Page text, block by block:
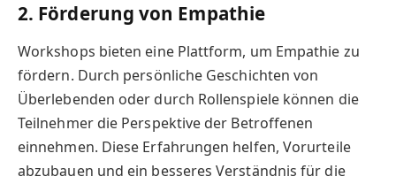
2. Förderung von Empathie
Workshops bieten eine Plattform, um Empathie zu
fördern. Durch persönliche Geschichten von
Überlebenden oder durch Rollenspiele können die
Teilnehmer die Perspektive der Betroffenen
einnehmen. Diese Erfahrungen helfen, Vorurteile
abzubauen und ein besseres Verständnis für die